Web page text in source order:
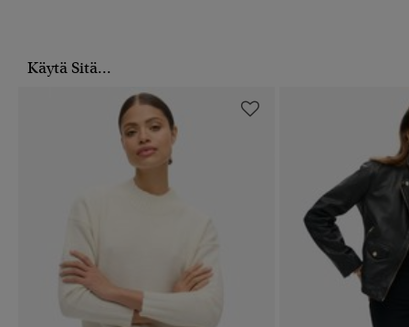
Käytä Sitä...